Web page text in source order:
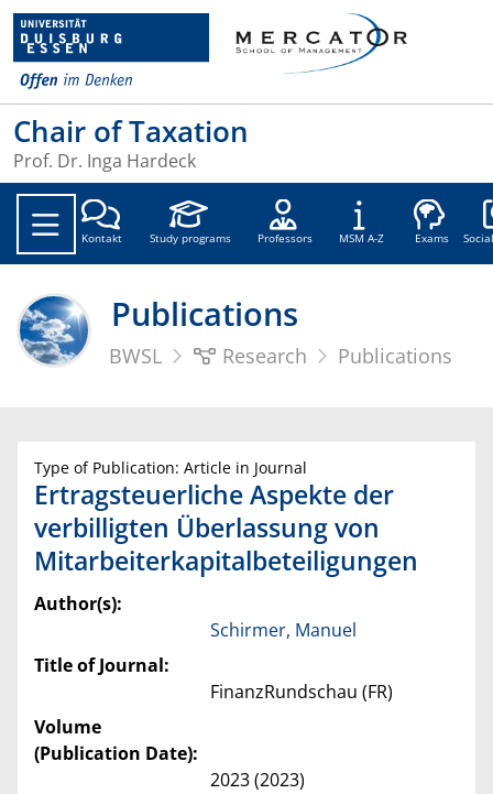
Chair of Taxation
Prof. Dr. Inga Hardeck
Kontakt Study programs Professors MSM A-Z Exams
Publications
BWSL Research Publications
Type of Publication: Article in Journal
Ertragsteuerliche Aspekte der
verbilligten Überlassung von
Mitarbeiterkapitalbeteiligungen
Author(s):
Schirmer, Manuel
Title of Journal:
FinanzRundschau (FR)
Volume
(Publication Date):
2023 (2023)